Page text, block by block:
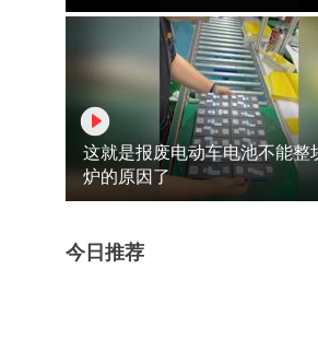
这就是报废电动车电池不能整
炉的原因了
今日推荐